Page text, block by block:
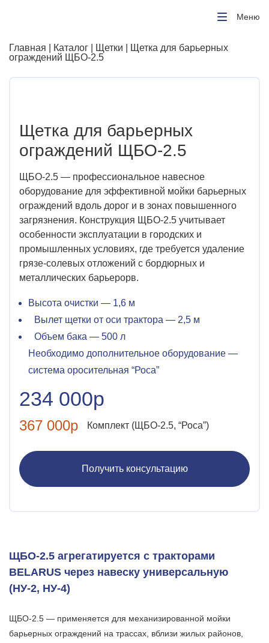
Меню
Главная Каталог Щетки | Щетка для барьерных
ограждений ЩБО-2.5
Щетка для барьерных
ограждений ЩБО-2.5
ЩБО-2.5 — профессиональное навесное
оборудование для эффективной мойки барьерных
ограждений вдоль дорог и в зонах повышенного
загрязнения. Конструкция ЩБО-2.5 учитывает
особенности эксплуатации в городских и
промышленных условиях, где требуется удаление
грязе-солевых отложений с бордюрных и
металлических барьерорв.
Высота очистки — 1,6 м
Вылет щетки от оси трактора — 2,5 м
Объем бака — 500 л
Необходимо дополнительное оборудование —
система оросительная “Роса”
234 000р
367 000р Комплект (ЩБО-2.5, “Роса”)
Получить консультацию
ЩБО-2.5 агрегатируется с тракторами
BELARUS через навеску универсальную
(НУ-2, НУ-4)
ЩБО-2.5 — применяется для механизированной мойки
барьерных ограждений на трассах, вблизи жилых районов,